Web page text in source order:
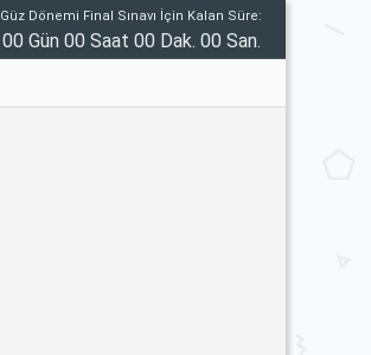
Güz Dönemi Final Sınavı İçin Kalan Süre:
00 Gün 00 Saat 00 Dak. 00 San.